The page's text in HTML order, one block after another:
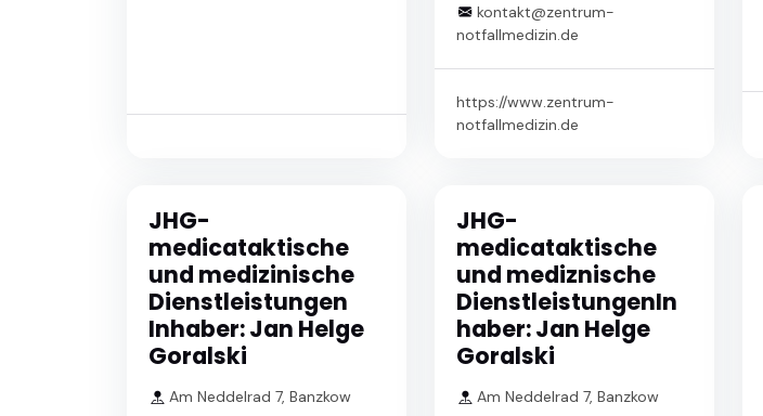
kontakt@zentrum-
notfallmedizin.de
https://www.zentrum-
notfallmedizin.de
JHG-
medicataktische
und medizinische
Dienstleistungen
Inhaber: Jan Helge
Goralski
Am Neddelrad 7, Banzkow
JHG-
medicataktische
und mediznische
DienstleistungenIn
haber: Jan Helge
Goralski
Am Neddelrad 7, Banzkow